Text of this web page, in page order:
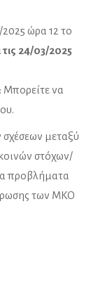
ώρα 12 το
τις 24/03/2025
να
μεταξύ
στόχων/
προβλήματα
των ΜΚΟ